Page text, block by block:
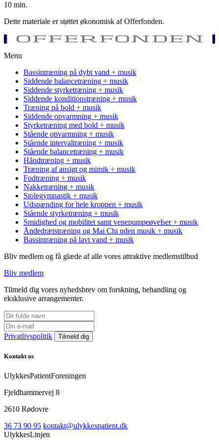
10 min.
Dette materiale er støttet økonomisk af Offerfonden.
Menu
Bassintræning på dybt vand ÷ musik
Siddende balancetræning ÷ musik
Siddende styrketræning ÷ musik
Siddende konditionstræning ÷ musik
Træning på bold ÷ musik
Siddende opvarmning ÷ musik
Styrketræning med bold ÷ musik
Stående opvarmning ÷ musik
Stående intervaltræning ÷ musik
Stående balancetræning ÷ musik
Håndtræning ÷ musik
Træning af ansigt og mimik ÷ musik
Fodtræning ÷ musik
Nakketræning ÷ musik
Stolegymnastik ÷ musik
Udspænding for hele kroppen ÷ musik
Stående styrketræning ÷ musik
Smidighed og mobilitet samt venepumpeøvelser ÷ musik
Åndedrætstræning og Mai Chi uden musik ÷ musik
Bassintræning på lavt vand ÷ musik
Bliv medlem og få glæde af alle vores attraktive medlemstilbud
Bliv medlem
Tilmeld dig vores nyhedsbrev om forskning, behandling og
eksklusive arrangementer.
Privatlivspolitik
Kontakt os
UlykkesPatientForeningen
Fjeldhammervej 8
2610 Rødovre
36 73 90 95 kontakt@ulykkespatient.dk
UlykkesLinjen